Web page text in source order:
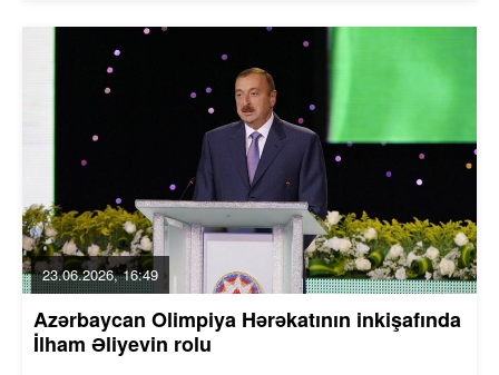
23.06.2026, 16:49
Azərbaycan Olimpiya Hərəkatının inkişafında
İlham Əliyevin rolu